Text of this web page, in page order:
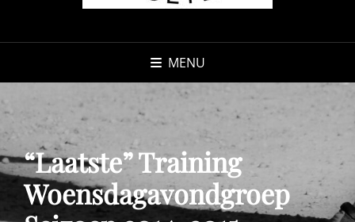
MENU
“laatste” Training
Woensdagavondgroep